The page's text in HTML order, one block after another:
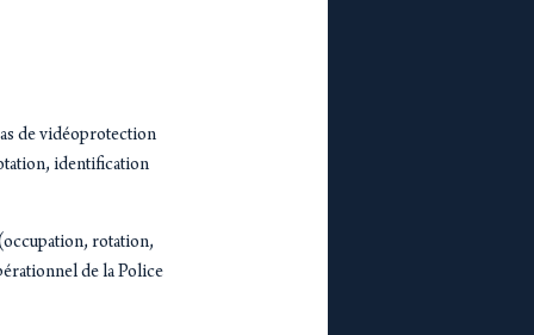
de vidéoprotection
identification
rotation,
de la Police